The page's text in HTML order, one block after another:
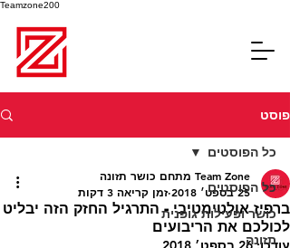
Teamzone200
פוסט
כל הפוסטים
כושר ופעילות גופנית
תזונה
כל הפוסטים
ברפיז אולטימטיבי - התרגיל החזק הזה יבליט
לכולכם את הריבועים
Team Zone מתחם כושר תזונה
25 בספט׳ 2018
זמן קריאה 3 דקות